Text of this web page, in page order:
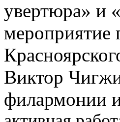
увертюра» и
мероприятие
Виктор
филармонии